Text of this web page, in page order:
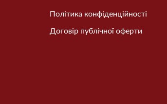
Політика конфіденційності
Договір публічної оферти